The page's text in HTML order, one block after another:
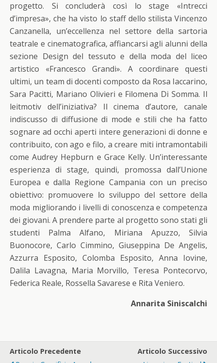
progetto. Si concluderà così lo stage «Intrecci
d’impresa», che ha visto lo staff dello stilista Vincenzo
Canzanella, un’eccellenza nel settore della sartoria
teatrale e cinematografica, affiancarsi agli alunni della
sezione Design del tessuto e della moda del liceo
artistico «Francesco Grandi». A coordinare questi
ultimi, un team di docenti composto da Rosa Iaccarino,
Sara Pacitti, Mariano Olivieri e Filomena Di Somma. Il
leitmotiv dell’iniziativa? Il cinema d’autore, canale
indiscusso di diffusione di mode e stili che ha fatto
sognare ad occhi aperti intere generazioni di donne e
contribuito, con ago e filo, a creare miti intramontabili
come Audrey Hepburn e Grace Kelly. Un’interessante
esperienza di stage, quindi, promossa dall’Unione
Europea e dalla Regione Campania con un preciso
obiettivo: promuovere lo sviluppo del settore della
moda migliorando i livelli di conoscenza e competenza
dei giovani. A prendere parte al progetto sono stati gli
studenti Palma Alfano, Miriana Apuzzo, Silvia
Buonocore, Carlo Cimmino, Giuseppina De Angelis,
Azzurra Esposito, Colomba Esposito, Anna Iovine,
Dalila Lavagna, Maria Morvillo, Teresa Pontecorvo,
Federica Reale, Rossella Savarese e Rita Veniero.
Annarita Siniscalchi
Articolo Precedente
Articolo Successivo